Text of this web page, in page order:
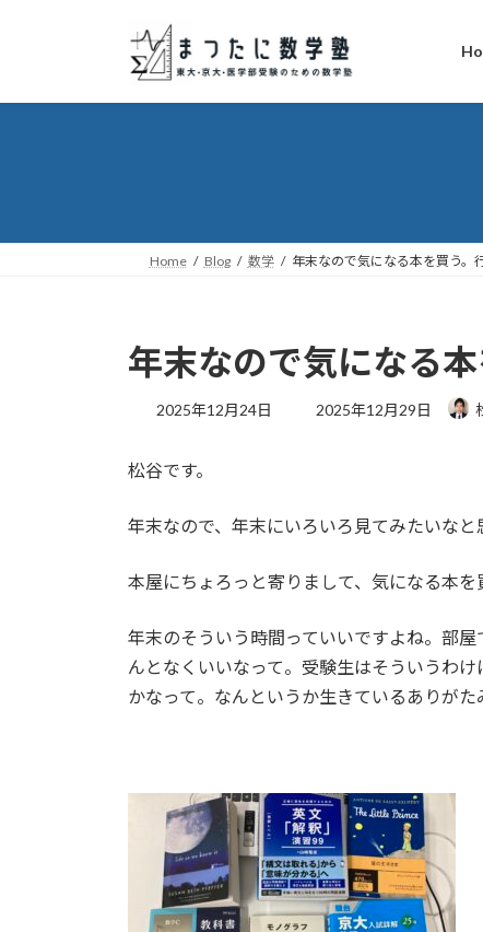
プ
動
Home Blog 数学 年末なので気になる本を買う。
年末なので気になる本
2025年12月24日
最
:
2025年12月29日
松谷です。
年末なので、年末にいろいろ見てみたいなと
本屋にちょろっと寄りまして、気になる本を
年末のそういう時間っていいですよね。部
んとなくいいなって。受験生はそういうわ
かなって。なんというか生きているありがた